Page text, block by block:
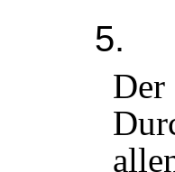
5.
Der